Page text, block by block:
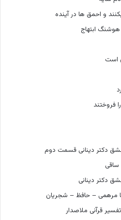
و احمق ها در آینده
ابتهاج
است
فروختند
دکتر دینانی قسمت دوم
ساقی
دکتر دینانی
مرهمی – حافظ – شجریان
قرآنی ملاصدار